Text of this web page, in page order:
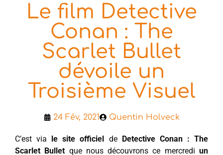
Le film Detective
Conan : The
Scarlet Bullet
dévoile un
Troisième Visuel
24 Fév, 2021 Quentin Holveck
C’est via le site officiel de Detective Conan : The
Scarlet Bullet que nous découvrons ce mercrediun